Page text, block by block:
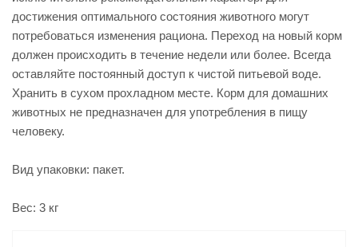
достижения оптимального состояния животного могут
потребоваться изменения рациона. Переход на новый корм
должен происходить в течение недели или более. Всегда
оставляйте постоянный доступ к чистой питьевой воде.
Хранить в сухом прохладном месте. Корм для домашних
животных не предназначен для употребления в пищу
человеку.
Вид упаковки: пакет.
Вес: 3 кг